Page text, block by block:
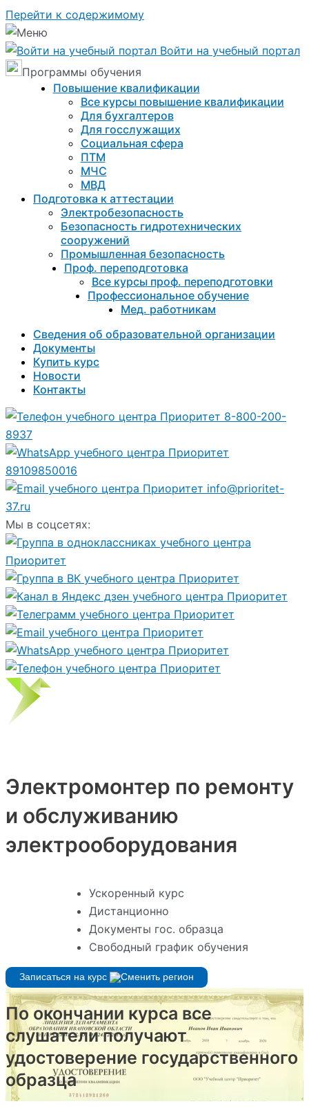
Перейти к содержимому
Войти на учебный портал
Программы обучения
Повышение квалификации
Все курсы повышение квалификации
Для бухгалтеров
Для госслужащих
Социальная сфера
ПТМ
МЧС
МВД
Подготовка к aттестации
Электробезопасность
Безопасность гидротехнических
сооружений
Промышленная безопасность
Проф. переподготовка
Все курсы проф. переподготовки
Профессиональное обучение
Мед. работникам
Сведения об образовательной организации
Документы
Купить курс
Новости
Контакты
8-800-200-
8937
89109850016
info@prioritet-
37.ru
Мы в соцсетях:
Электромонтер по ремонту
и обслуживанию
электрооборудования
Ускоренный курс
Дистанционно
Документы гос. образца
Свободный график обучения
Записаться на курс
По окончании курса все
слушатели получают
удостоверение государственного
образца